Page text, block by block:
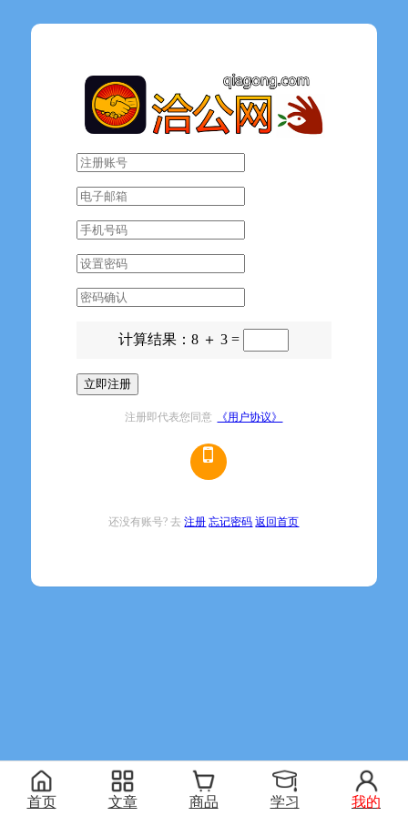
计算结果：8 ＋ 3 =
立即注册
注册即代表您同意 《用户协议》
还没有账号? 去注册 忘记密码 返回首页
首页 文章 商品 学习 我的